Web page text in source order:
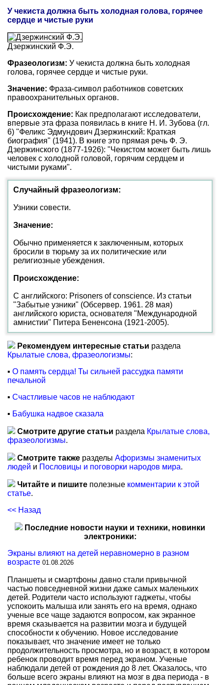
У чекиста должна быть холодная голова, горячее
сердце и чистые руки
Дзержинский Ф.Э.
Фразеологизм: У чекиста должна быть холодная
голова, горячее сердце и чистые руки.
Значение: Фраза-символ работников советских
правоохранительных органов.
Происхождение: Как предполагают исследователи,
впервые эта фраза появилась в книге Н. И. Зубова (гл.
6) "Феликс Эдмундович Дзержинский: Краткая
биография" (1941). В книге это прямая речь Ф. Э.
Дзержинского (1877-1926): "Чекистом может быть лишь
человек с холодной головой, горячим сердцем и
чистыми руками".
Случайный фразеологизм:
Узники совести.
Значение:
Обычно применяется к заключенным, которых
бросили в тюрьму за их политические или
религиозные убеждения.
Происхождение:
С английского: Prisoners of conscience. Из статьи
"Забытые узники" (Обсервер. 1961. 28 мая)
английского юриста, основателя "Международной
амнистии" Питера Бененсона (1921-2005).
Рекомендуем интересные статьи раздела
Крылатые слова, фразеологизмы:
▪ О память сердца! Ты сильней рассудка памяти
печальной
▪ Счастливые часов не наблюдают
▪ Бабушка надвое сказала
Смотрите другие статьи раздела Крылатые слова,
фразеологизмы.
Смотрите также разделы Афоризмы знаменитых
людей и Пословицы и поговорки народов мира.
Читайте и пишите полезные комментарии к этой
статье.
<< Назад
Последние новости науки и техники, новинки
электроники:
Экраны влияют на детей неравномерно в разном
возрасте 01.08.2026
Планшеты и смартфоны давно стали привычной
частью повседневной жизни даже самых маленьких
детей. Родители часто используют гаджеты, чтобы
успокоить малыша или занять его на время, однако
ученые все чаще задаются вопросом, как экранное
время сказывается на развитии мозга и будущей
способности к обучению. Новое исследование
показывает, что значение имеет не только
продолжительность просмотра, но и возраст, в котором
ребенок проводит время перед экраном. Ученые
наблюдали детей от рождения до 8 лет. Оказалось, что
больше всего экраны влияют на мозг в два периода - в